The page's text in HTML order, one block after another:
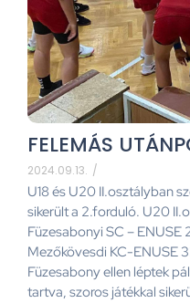
FELEMÁS
2024.09.13. /
U18 és U20 II.osztályban
sikerült a 2.forduló. U20
Füzesabonyi SC – ENUSE
Mezőkövesdi KC-ENUSE
Füzesabony ellen léptek
tartva, szoros játékkal